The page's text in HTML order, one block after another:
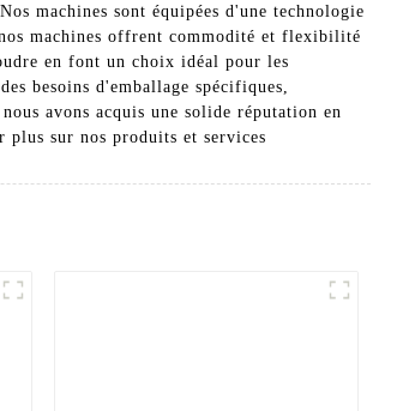
machines sont équipées d'une technologie
machines offrent commodité et flexibilité
en font un choix idéal pour les
besoins d'emballage spécifiques,
avons acquis une solide réputation en
plus sur nos produits et services